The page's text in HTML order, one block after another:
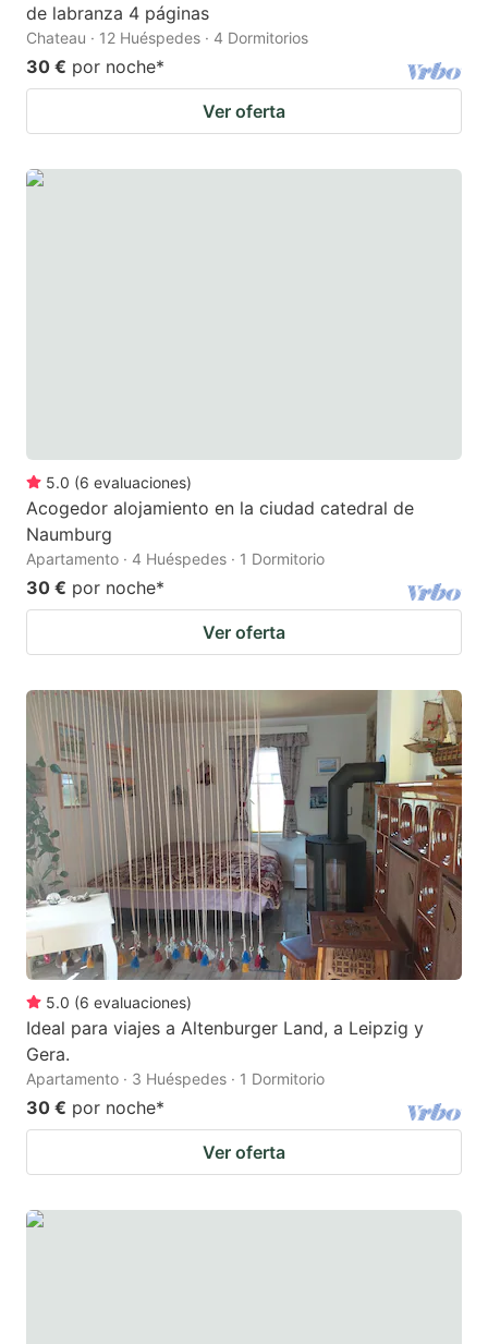
de labranza 4 páginas
Chateau · 12 Huéspedes · 4 Dormitorios
30 € por noche*
Ver oferta
5.0 (6 evaluaciones)
Acogedor alojamiento en la ciudad catedral de
Naumburg
Apartamento · 4 Huéspedes · 1 Dormitorio
30 € por noche*
Ver oferta
5.0 (6 evaluaciones)
Ideal para viajes a Altenburger Land, a Leipzig y
Gera.
Apartamento · 3 Huéspedes · 1 Dormitorio
30 € por noche*
Ver oferta